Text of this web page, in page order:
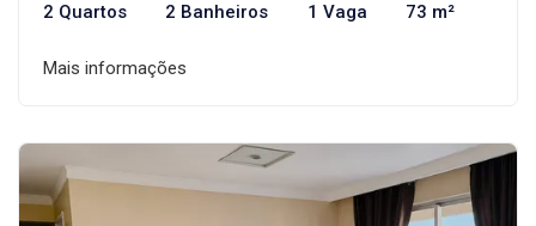
2 Quartos 2 Banheiros 1 Vaga 73 m²
Mais informações